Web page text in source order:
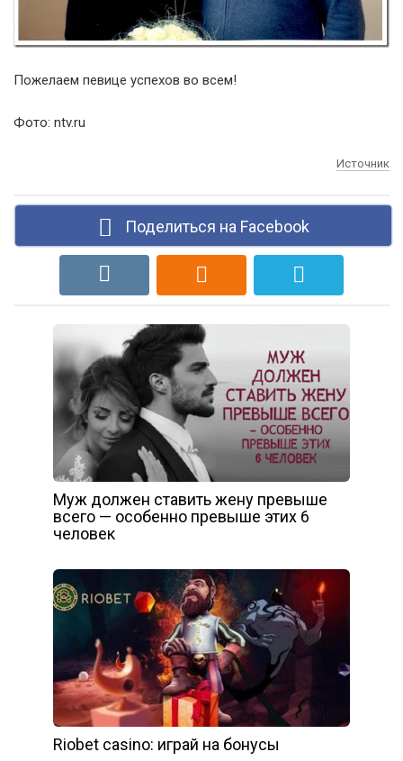
Пожелаем певице успехов во всем!
Фото: ntv.ru
Источник
Поделиться на Facebook
Муж должен ставить жену превыше
всего — особенно превыше этих 6
человек
Riobet casino: играй на бонусы